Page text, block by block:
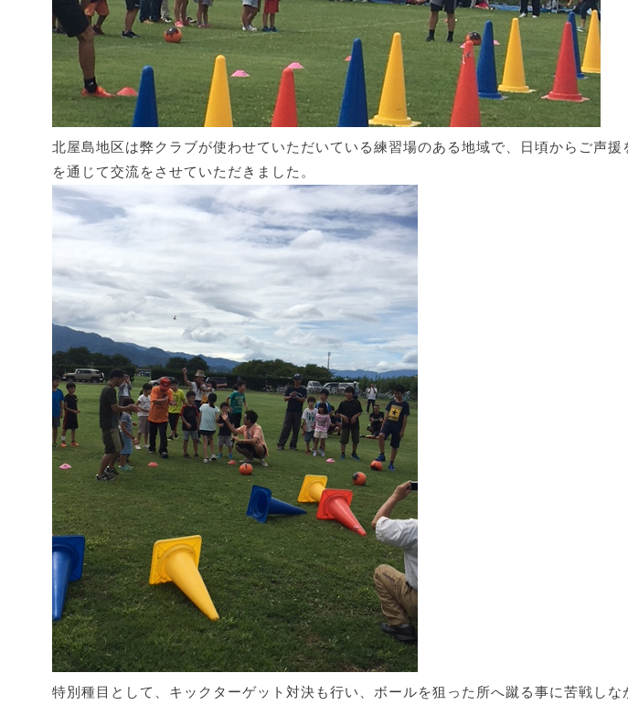
北屋島地区は弊クラブが使わせていただいている練習場のある地域で、日頃からご声
を通じて交流をさせていただきました。
特別種目として、キックターゲット対決も行い、ボールを狙った所へ蹴る事に苦戦し